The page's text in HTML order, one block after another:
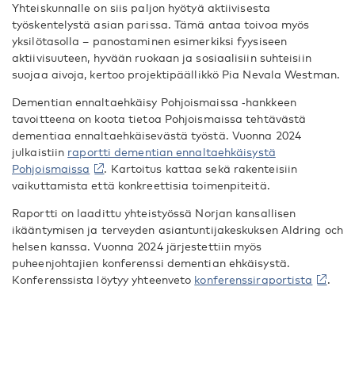
Yhteiskunnalle on siis paljon hyötyä aktiivisesta
työskentelystä asian parissa. Tämä antaa toivoa myös
yksilötasolla – panostaminen esimerkiksi fyysiseen
aktiivisuuteen, hyvään ruokaan ja sosiaalisiin suhteisiin
suojaa aivoja, kertoo projektipäällikkö Pia Nevala Westman.
Dementian ennaltaehkäisy Pohjoismaissa ‑hankkeen
tavoitteena on koota tietoa Pohjoismaissa tehtävästä
dementiaa ennaltaehkäisevästä työstä. Vuonna 2024
julkaistiin raportti dementian ennaltaehkäisystä
Pohjoismaissa
. Kartoitus kattaa sekä rakenteisiin
vaikuttamista että konkreettisia toimenpiteitä.
Raportti on laadittu yhteistyössä Norjan kansallisen
ikääntymisen ja terveyden asiantuntijakeskuksen Aldring och
helsen kanssa. Vuonna 2024 järjestettiin myös
puheenjohtajien konferenssi dementian ehkäisystä.
Konferenssista löytyy yhteenveto konferenssiraportista .